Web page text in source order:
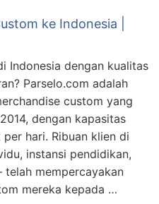
ke Indonesia |
Indonesia dengan kualitas
Parselo.com adalah
custom yang
dengan kapasitas
hari. Ribuan klien di
instansi pendidikan,
mempercayakan
mereka kepada …